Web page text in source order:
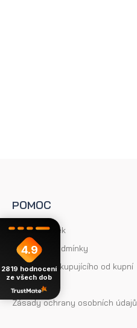
POMOC
Mapa stránek
Obchodní podmínky
Odstoupení kupujícího od kupní
smlouvy
Zásady ochrany osobních údajů
4.9
2819 hodnocení
ze všech dob